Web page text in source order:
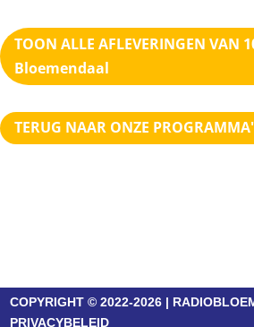
TOON ALLE AFLEVERINGEN VAN
Bloemendaal
TERUG NAAR ONZE
COPYRIGHT © 2022-2026 |
PRIVACYBELEID